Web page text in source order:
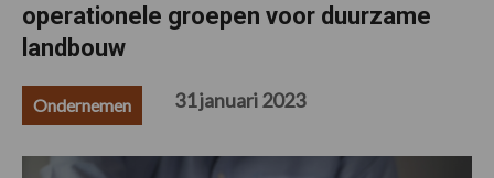
operationele groepen voor duurzame
landbouw
Ondernemen 31 januari 2023